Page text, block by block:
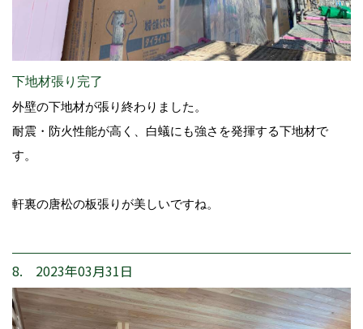
下地材張り完了
外壁の下地材が張り終わりました。
耐震・防火性能が高く、白蟻にも強さを発揮する下地材で
す。
軒裏の唐松の板張りが美しいですね。
8. 2023年03月31日